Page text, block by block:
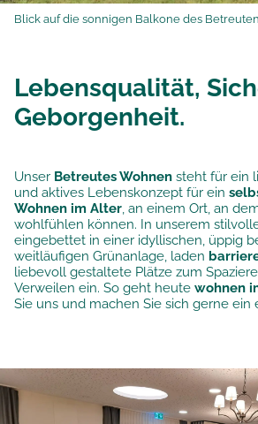
Blick auf die sonnigen Balkone des
Lebensqualität,
Geborgenheit.
Unser Betreutes Wohnen steht für ein
und aktives Lebenskonzept für ein
Wohnen im Alter, an einem Ort, an
wohlfühlen können. In unserem
eingebettet in einer idyllischen, üppig
weitläufigen Grünanlage, laden
liebevoll gestaltete Plätze zum
Verweilen ein. So geht heute wohnen
Sie uns und machen Sie sich gerne ein